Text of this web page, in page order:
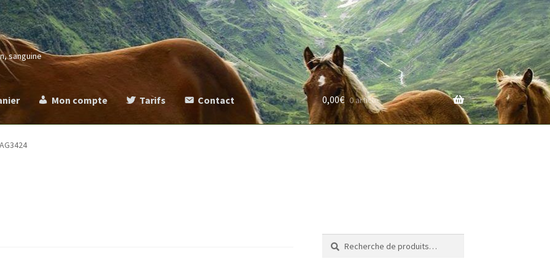
sanguine
Mon compte Tarifs Contact
Commande
0,00€ 0 article
Recherche
pour :
Recherche